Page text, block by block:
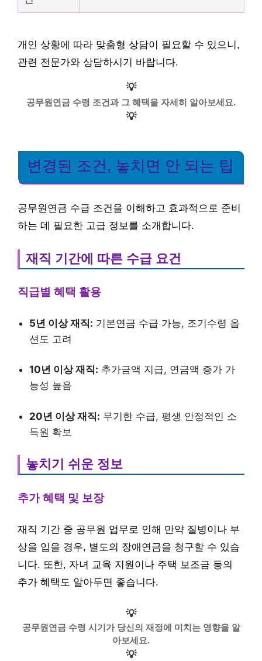
개인 상황에 따라 맞춤형 상담이 필요할 수 있으니,
관련 전문가와 상담하시기 바랍니다.
💡
공무원연금 수령 조건과 그 혜택을 자세히 알아보세요.
💡
변경된 조건, 놓치면 안 되는 팁
공무원연금 수급 조건을 이해하고 효과적으로 준비
하는 데 필요한 고급 정보를 소개합니다.
재직 기간에 따른 수급 요건
직급별 혜택 활용
5년 이상 재직: 기본연금 수급 가능, 조기수령 옵
션도 고려
10년 이상 재직: 추가금액 지급, 연금액 증가 가
능성 높음
20년 이상 재직: 무기한 수급, 평생 안정적인 소
득원 확보
놓치기 쉬운 정보
추가 혜택 및 보장
재직 기간 중 공무원 업무로 인해 만약 질병이나 부
상을 입을 경우, 별도의 장애연금을 청구할 수 있습
니다. 또한, 자녀 교육 지원이나 주택 보조금 등의
추가 혜택도 알아두면 좋습니다.
💡
공무원연금 수령 시기가 당신의 재정에 미치는 영향을 알
아보세요.
💡